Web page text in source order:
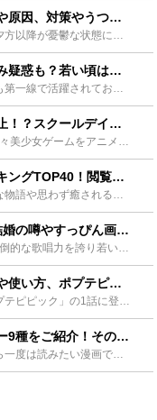
サザエさん症候群とは？症状や原因、対策やうつ病との違いなど紹介 - Leisurego(レジャーゴー)
サザエさん症候群とは、日曜日の夕方以降が憂鬱な状態になることです。うつ病とは異なりますが、サザエさん症候群を放置すればうつ病になる危険もあります。この記事ではサザエさん症候群の症状や原因、対策やうつ...
黒柳徹子は年齢不詳！サバ読み疑惑も？若い頃は超美人だった？ - Leisurego(レジャーゴー)
黒柳徹子の本当の年齢は！？現在も第一線で活躍されており知的な黒柳徹子ですが年齢が実はサバ読みしているのではとの噂があります。また、若い頃はすごく美人だったという話もあります。この記事では黒柳徹子の素...
猟奇的過ぎて最終回が放送休止！？スクールデイズ全12話のあらすじまとめ - Leisurego(レジャーゴー)
Scool Days(スクールデイズ）は元々美少女ゲームをアニメ化した作品で、2007年にUHF局などで放映された学園恋愛アニメです。ただ、最終話の衝撃的な結末の放映直前に当時発生した事件により放映...
トラウマになる鬱アニメランキングTOP40！閲覧注意だけどなぜか見たくなる - Leisurego(レジャーゴー)
アニメといえば、希望溢れるような物語や思わず癒されるような作品が多いように思われますが、その裏ではトラウマに残るような鬱アニメも続々と登場しています。今回は重いテーマやグロ描写のある作品など、トラウ...
JUJUの年齢と本名が判明！結婚の噂やすっぴん画像・美脚も話題に！ - Leisurego(レジャーゴー)
JUJUさんといえば美しい歌声と圧倒的な歌唱力を誇り若い世代だけでなく幅広い世代で人気のある歌手になります。JUJUさんはミステリアスなイメージがあり本名や年齢など不明でしたが、今回はJUJUさんの...
いっぱいちゅきとは？元ネタや使い方、ポプテピピックの魅力も紹介 - Leisurego(レジャーゴー)
いっぱいちゅきは人気アニメ「ポプテピピック」の1話に登場する名セリフです。シュール・あおり系が多いポプテピピックの中で、いっぱいちゅきは数少ないポジティブなセリフです。LINEスタンプは大人気で、パ...
グランダー武蔵の伝説のルアー9種をご紹介！その種類や魅力を徹底分析！ - Leisurego(レジャーゴー)
グランダー武蔵は釣りをする方なら一度は読みたい漫画です。コロコロコミックで連載され、アニメにもなった作品です。この記事では、そんなグランダー武蔵のルアーについて紹介します。どんなルアーだったのか、ま...